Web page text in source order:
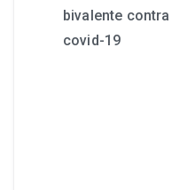
bivalente contra
covid-19